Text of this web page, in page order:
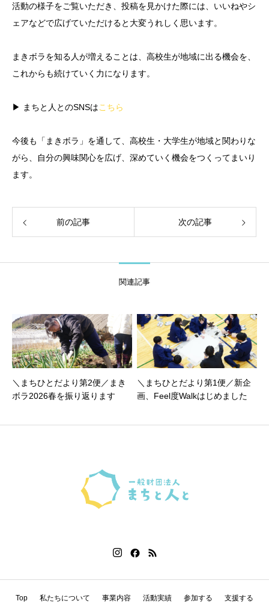
活動の様子をご覧いただき、投稿を見かけた際には、いいねやシ
ェアなどで広げていただけると大変うれしく思います。
まきボラを知る人が増えることは、高校生が地域に出る機会を、
これからも続けていく力になります。
▶ まちと人とのSNSはこちら
今後も「まきボラ」を通して、高校生・大学生が地域と関わりな
がら、自分の興味関心を広げ、深めていく機会をつくってまいり
ます。
前の記事 次の記事
関連記事
＼まちひとだより第2便／まき
ボラ2026春を振り返ります
＼まちひとだより第1便／新企
画、Feel度Walkはじめました
Top 私たちについて 事業内容 活動実績 参加する 支援する